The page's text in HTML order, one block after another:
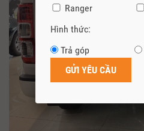
Ranger
Hình thức:
Trả góp